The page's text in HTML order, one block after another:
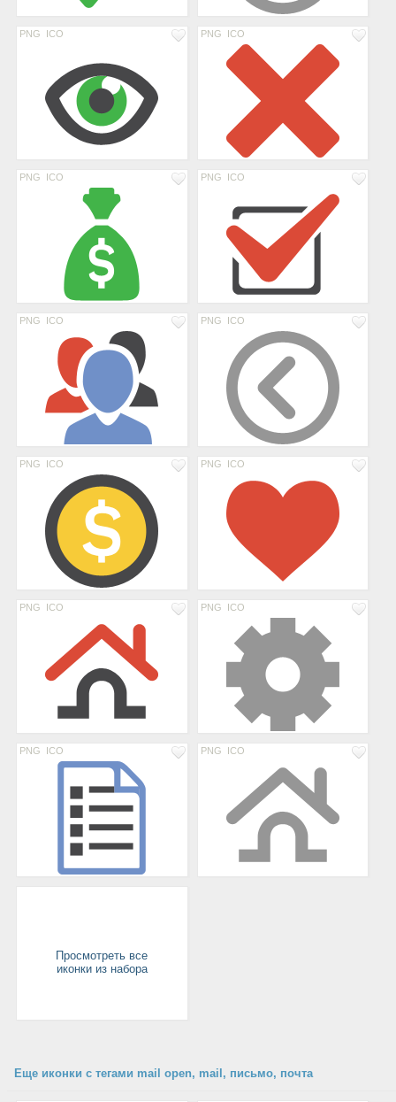
PNG ICO PNG ICO
PNG ICO PNG ICO
PNG ICO PNG ICO
PNG ICO PNG ICO
PNG ICO PNG ICO
PNG ICO PNG ICO
Просмотреть все
иконки из набора
Еще иконки с тегами mail open, mail, письмо, почта